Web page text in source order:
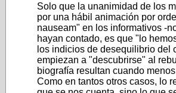
Solo que la unanimidad de los
por una hábil animación por
nauseam" en los informativos -
hayan contado, es que "lo
los indicios de desequilibrio del
empiezan a "descubrirse" al
biografía resultan cuando
Como en tantos otros casos, lo